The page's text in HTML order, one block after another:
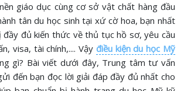
giáo dục cùng cơ sở vật chất hàng đầu
tân du học sinh tại xứ cờ hoa, bạn nhất
đủ kiến thức về thủ tục hồ sơ, yêu cầu
visa, tài chính,.... Vậy điều kiện du học Mỹ
gì? Bài viết dưới đây, Trung tâm tư vấn
đến bạn đọc lời giải đáp đầy đủ nhất cho